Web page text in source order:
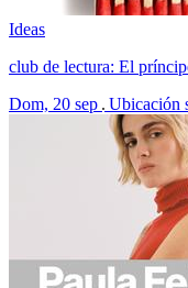
Ideas
club de lectura: El
Dom, 20 sep Ubicación